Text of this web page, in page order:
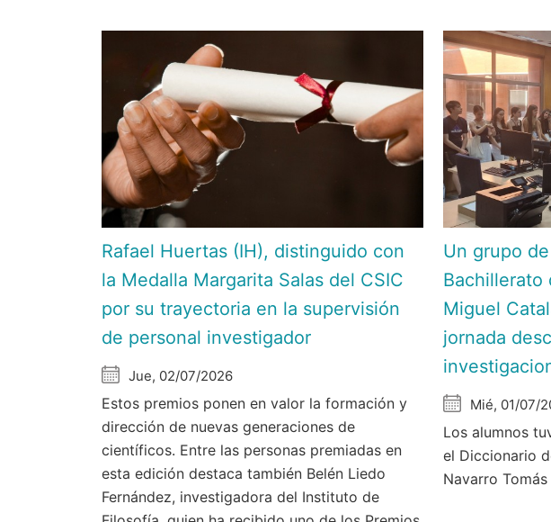
Rafael Huertas (IH), distinguido con
la Medalla Margarita Salas del CSIC
por su trayectoria en la supervisión
de personal investigador
Jue, 02/07/2026
Estos premios ponen en valor la formación y
dirección de nuevas generaciones de
científicos. Entre las personas premiadas en
esta edición destaca también Belén Liedo
Fernández, investigadora del Instituto de
Un grupo
Bachillerato
Miguel
jornada
Mié, 01/07/
Los alumnos
el Diccionario
Navarro